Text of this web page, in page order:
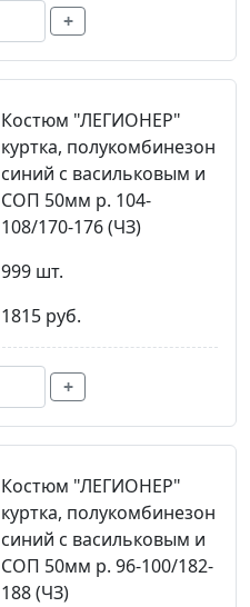
+
Костюм "ЛЕГИОНЕР"
куртка, полукомбинезон
синий с васильковым и
СОП 50мм р. 104-
108/170-176 (ЧЗ)
999 шт.
1815 руб.
+
Костюм "ЛЕГИОНЕР"
куртка, полукомбинезон
синий с васильковым и
СОП 50мм р. 96-100/182-
188 (ЧЗ)